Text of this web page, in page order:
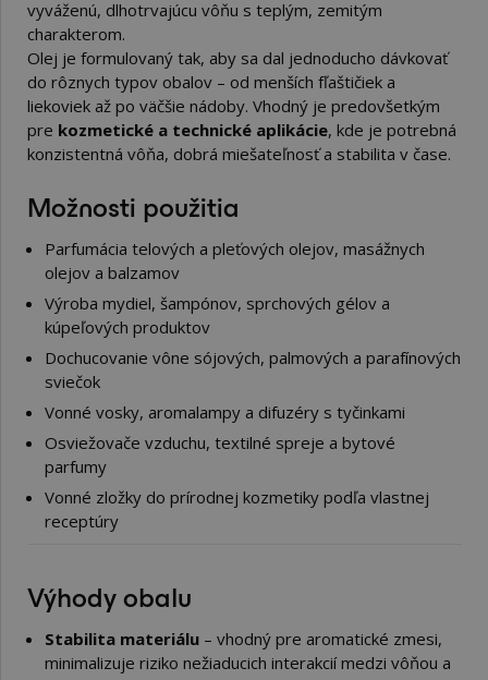
vyváženú, dlhotrvajúcu vôňu s teplým, zemitým
charakterom.
Olej je formulovaný tak, aby sa dal jednoducho dávkovať
do rôznych typov obalov – od menších fľaštičiek a
liekoviek až po väčšie nádoby. Vhodný je predovšetkým
pre kozmetické a technické aplikácie, kde je potrebná
konzistentná vôňa, dobrá miešateľnosť a stabilita v čase.
Možnosti použitia
Parfumácia telových a pleťových olejov, masážnych
olejov a balzamov
Výroba mydiel, šampónov, sprchových gélov a
kúpeľových produktov
Dochucovanie vône sójových, palmových a parafínových
sviečok
Vonné vosky, aromalampy a difuzéry s tyčinkami
Osviežovače vzduchu, textilné spreje a bytové
parfumy
Vonné zložky do prírodnej kozmetiky podľa vlastnej
receptúry
Výhody obalu
Stabilita materiálu – vhodný pre aromatické zmesi,
minimalizuje riziko nežiaducich interakcií medzi vôňou a